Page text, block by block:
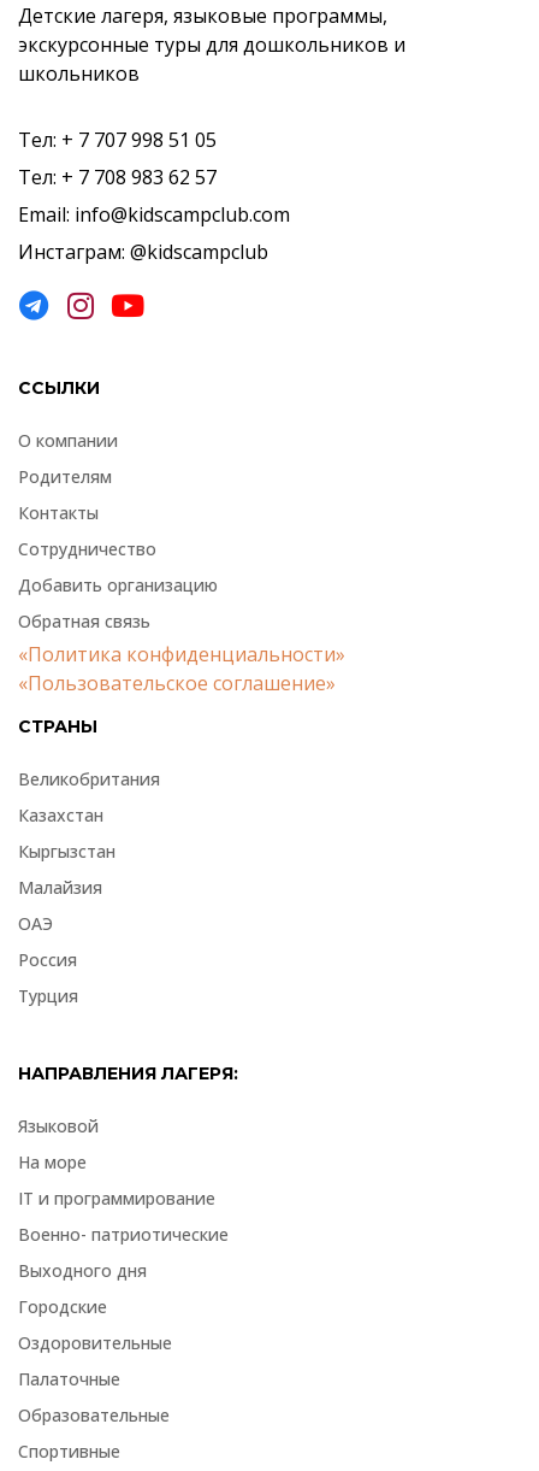
Детские лагеря, языковые программы,
экскурсонные туры для дошкольников и
школьников
Тел: + 7 707 998 51 05
Тел: + 7 708 983 62 57
Email: info@kidscampclub.com
Инстаграм: @kidscampclub
ССЫЛКИ
О компании
Родителям
Контакты
Сотрудничество
Добавить организацию
Обратная связь
«Политика конфиденциальности»
«Пользовательское соглашение»
СТРАНЫ
Великобритания
Казахстан
Кыргызстан
Малайзия
ОАЭ
Россия
Турция
НАПРАВЛЕНИЯ ЛАГЕРЯ:
Языковой
На море
IT и программирование
Военно- патриотические
Выходного дня
Городские
Оздоровительные
Палаточные
Образовательные
Спортивные